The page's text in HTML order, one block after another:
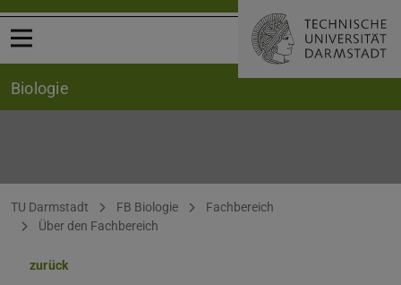
Menü öffnen
Biologie
Sie befinden sich hier:
TU Darmstadt FB Biologie
Fachbereich
Über den Fachbereich
zurück